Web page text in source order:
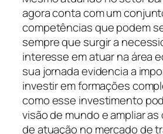
agora conta com um
competências que podem
sempre que surgir a
interesse em atuar na área
sua jornada evidencia a
investir em formações
como esse investimento
visão de mundo e ampliar
de atuação no mercado de